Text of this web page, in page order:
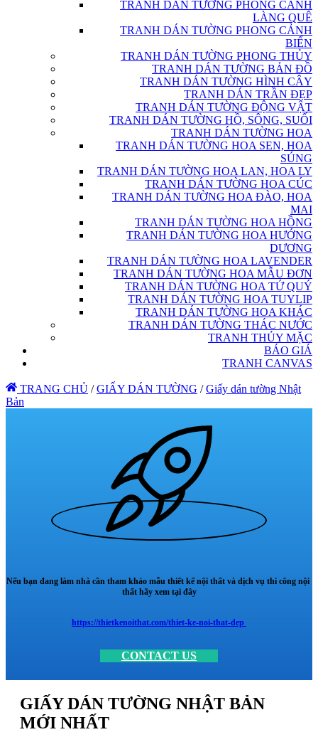
TRANH DÁN TƯỜNG PHONG CẢNH
LÀNG QUÊ
TRANH DÁN TƯỜNG PHONG CẢNH
BIỂN
TRANH DÁN TƯỜNG PHONG THỦY
TRANH DÁN TƯỜNG BẢN ĐỒ
TRANH DÁN TƯỜNG HÌNH CÂY
TRANH DÁN TRẦN ĐẸP
TRANH DÁN TƯỜNG ĐỘNG VẬT
TRANH DÁN TƯỜNG HỒ, SÔNG, SUỐI
TRANH DÁN TƯỜNG HOA
TRANH DÁN TƯỜNG HOA SEN, HOA
SÚNG
TRANH DÁN TƯỜNG HOA LAN, HOA LY
TRANH DÁN TƯỜNG HOA CÚC
TRANH DÁN TƯỜNG HOA ĐÀO, HOA
MAI
TRANH DÁN TƯỜNG HOA HỒNG
TRANH DÁN TƯỜNG HOA HƯỚNG
DƯƠNG
TRANH DÁN TƯỜNG HOA LAVENDER
TRANH DÁN TƯỜNG HOA MẪU ĐƠN
TRANH DÁN TƯỜNG HOA TỨ QUÝ
TRANH DÁN TƯỜNG HOA TUYLIP
TRANH DÁN TƯỜNG HOA KHÁC
TRANH DÁN TƯỜNG THÁC NƯỚC
TRANH THỦY MẶC
BÁO GIÁ
TRANH CANVAS
TRANG CHỦ / GIẤY DÁN TƯỜNG / Giấy dán tường Nhật
Bản
Nếu bạn đang làm nhà cần tham khảo mẫu thiết kế nội thất và dịch vụ thi công nội
thất hãy xem tại đây
https://thietkenoithat.com/thiet-ke-noi-that-dep
CONTACT US
GIẤY DÁN TƯỜNG NHẬT BẢN
MỚI NHẤT